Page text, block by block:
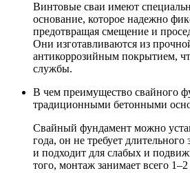
Винтовые сваи имеют
основание, которое надежно
предотвращая смещение и
Они изготавливаются из
антикоррозийным покрытием,
службы.
В чем преимущество свайного
традиционными бетонными
Свайный фундамент можно
года, он не требует длительного
и подходит для слабых и
того, монтаж занимает всего